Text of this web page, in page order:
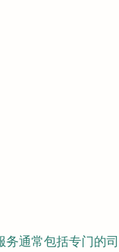
务通常包括专门的